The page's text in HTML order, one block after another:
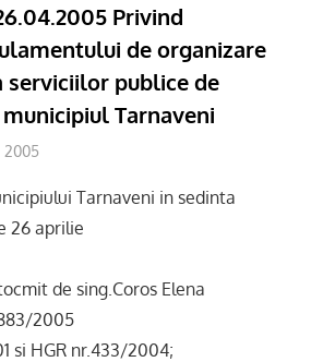
Privind
de organizare
serviciilor publice de
Tarnaveni
2005
Tarnaveni in sedinta
26 aprilie
de sing.Coros Elena
2005
si HGR nr.433/2004;